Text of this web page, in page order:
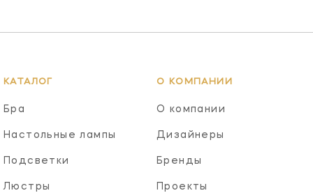
КАТАЛОГ
Бра
Настольные лампы
Подсветки
Люстры
О КОМПАНИИ
О компании
Дизайнеры
Бренды
Проекты